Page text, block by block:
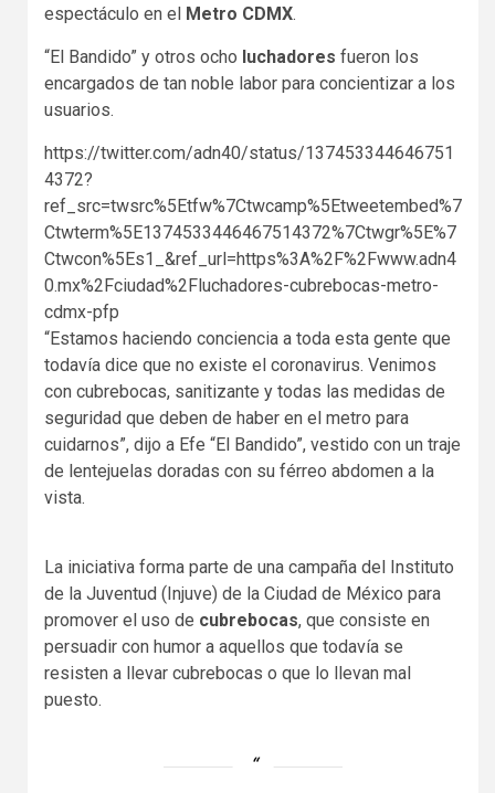
espectáculo en el
Metro CDMX.
“El Bandido” y otros ocho luchadores fueron los
encargados de tan noble labor para concientizar a los
usuarios.
https://twitter.com/adn40/status/137453344646751
4372?
ref_src=twsrc%5Etfw%7Ctwcamp%5Etweetembed%7
Ctwterm%5E1374533446467514372%7Ctwgr%5E%7
Ctwcon%5Es1_&ref_url=https%3A%2F%2Fwww.adn4
0.mx%2Fciudad%2Fluchadores-cubrebocas-metro-
cdmx-pfp
“Estamos haciendo conciencia a toda esta gente que
todavía dice que no existe el coronavirus. Venimos
con cubrebocas, sanitizante y todas las medidas de
seguridad que deben de haber en el metro para
cuidarnos”, dijo a Efe “El Bandido”, vestido con un traje
de lentejuelas doradas con su férreo abdomen a la
vista.
La iniciativa forma parte de una campaña del Instituto
de la Juventud (Injuve) de la Ciudad de México para
promover el uso de cubrebocas, que consiste en
persuadir con humor a aquellos que todavía se
resisten a llevar cubrebocas o que lo llevan mal
puesto.